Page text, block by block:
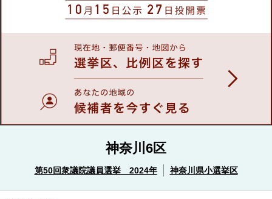
神奈川6区
第50回衆議院議員選挙 2024年 神奈川県小選挙区